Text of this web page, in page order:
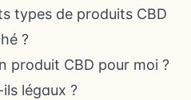
types de produits CBD
?
produit CBD pour moi ?
légaux ?